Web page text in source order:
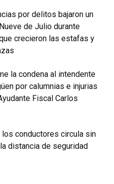
por delitos bajaron un
de Julio durante
crecieron las estafas y
la condena al intendente
por calumnias e injurias
Fiscal Carlos
los conductores circula sin
distancia de seguridad